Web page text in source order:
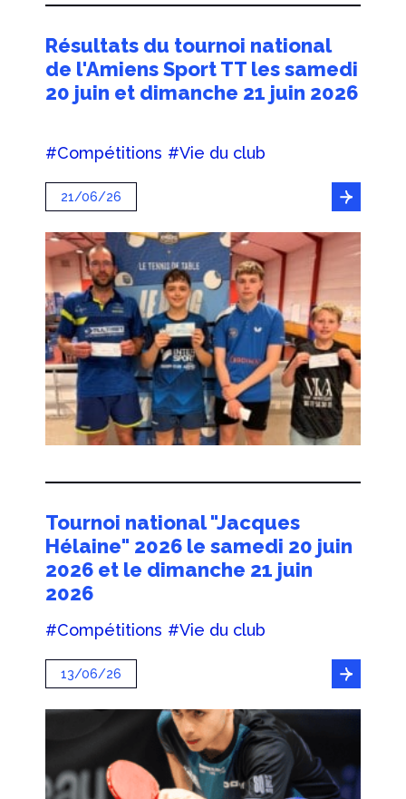
Résultats du tournoi national
de l'Amiens Sport TT les samedi
20 juin et dimanche 21 juin 2026
#Compétitions #Vie du club
21/06/26
Tournoi national "Jacques
Hélaine" 2026 le samedi 20 juin
2026 et le dimanche 21 juin
2026
#Compétitions #Vie du club
13/06/26